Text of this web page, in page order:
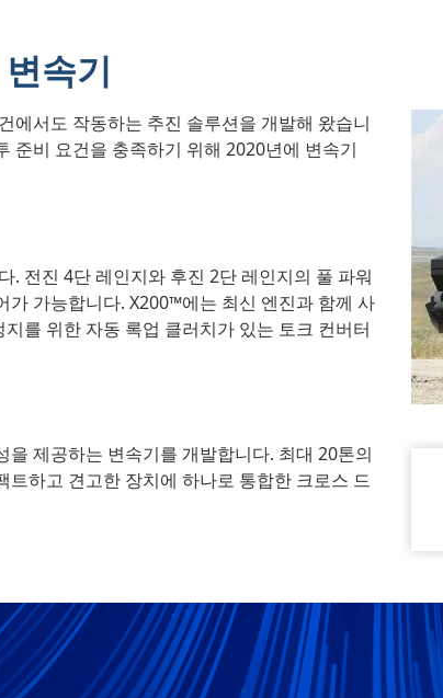
속기
에서도 작동하는 추진 솔루션을 개발해 왔습니
준비 요건을 충족하기 위해 2020년에 변속기
. 전진 4단 레인지와 후진 2단 레인지의 풀 파워
가능합니다. X200™에는 최신 엔진과 함께 사
를 위한 자동 록업 클러치가 있는 토크 컨버터
제공하는 변속기를 개발합니다. 최대 20톤의
하고 견고한 장치에 하나로 통합한 크로스 드